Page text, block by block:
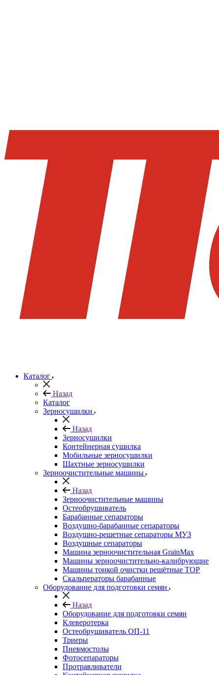
Каталог
Назад
Каталог
Зерносушилки
Назад
Зерносушилки
Контейнерная сушилка
Мобильные зерносушилки
Шахтные зерносушилки
Зерноочистительные машины
Назад
Зерноочистительные машины
Остеобрушиватель
Барабанные сепараторы
Воздушно-барабанные сепараторы
Воздушно-решетные сепараторы МУЗ
Воздушные сепараторы
Машина зерноочистительная GrainMax
Машины зерноочистительно-калибрующие
Машины тонкой очистки решётные ТОР
Скальператоры барабанные
Оборудование для подготовки семян
Назад
Оборудование для подготовки семян
Клеверотерка
Остеобрушиватель ОП-11
Триеры
Пневмостолы
Фотосепараторы
Протравливатели